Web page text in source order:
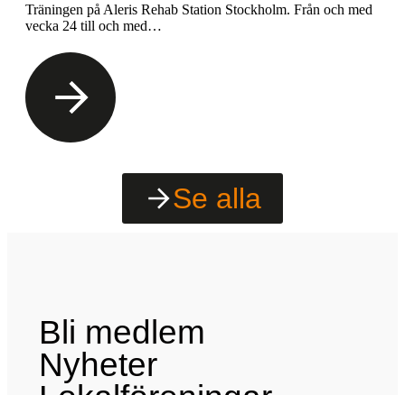
Träningen på Aleris Rehab Station Stockholm. Från och med
vecka 24 till och med…
Se alla
Bli medlem
Nyheter